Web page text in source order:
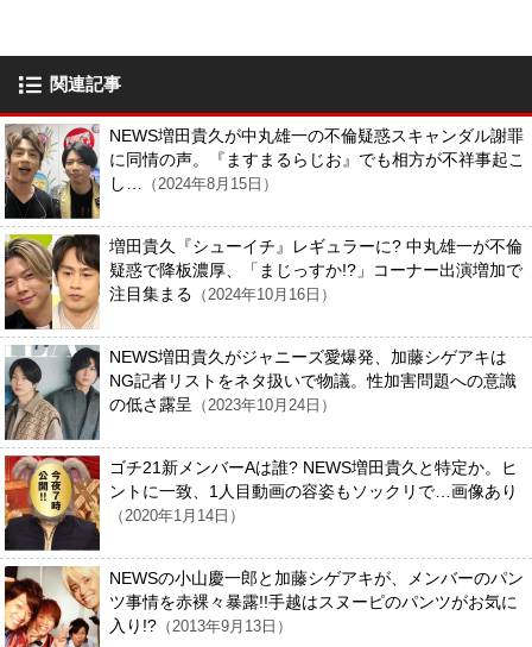
関連記事
NEWS増田貴久が中丸雄一の不倫疑惑スキャンダル謝罪
に同情の声。『ますまるらじお』でも相方が不祥事起こ
し…
（2024年8月15日）
増田貴久『シューイチ』レギュラーに? 中丸雄一が不倫
疑惑で降板濃厚、「まじっすか!?」コーナー出演増加で
注目集まる （2024年10月16日）
NEWS増田貴久がジャニーズ愛爆発、加藤シゲアキは
NG記者リストをネタ扱いで物議。性加害問題への意識
の低さ露呈 （2023年10月24日）
ゴチ21新メンバーAは誰? NEWS増田貴久と特定か。ヒ
ントに一致、1人目動画の容姿もソックリで…画像あり
（2020年1月14日）
NEWSの小山慶一郎と加藤シゲアキが、メンバーのパン
ツ事情を赤裸々暴露!!手越はスヌーピのパンツがお気に
入り!? （2013年9月13日）